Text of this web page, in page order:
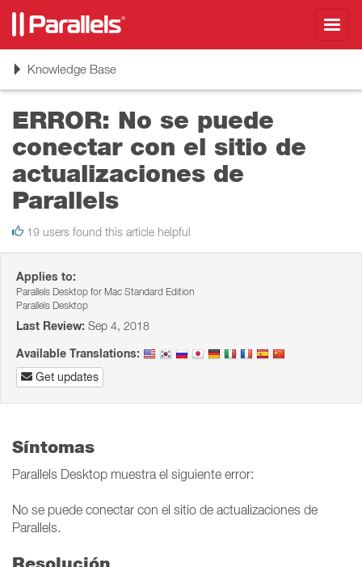
ToggleKnowledge Base
ERROR: No se puede
conectar con el sitio de
actualizaciones de
Parallels
19 users found this article helpful
Applies to:
Parallels Desktop for Mac Standard Edition
Parallels Desktop
Last Review: Sep 4, 2018
Available Translations:
Get updates
Síntomas
Parallels Desktop muestra el siguiente error:
No se puede conectar con el sitio de actualizaciones de
Parallels.